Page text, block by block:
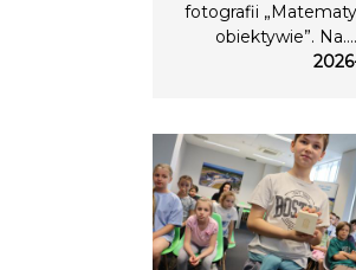
fotografii
obiektywie”.